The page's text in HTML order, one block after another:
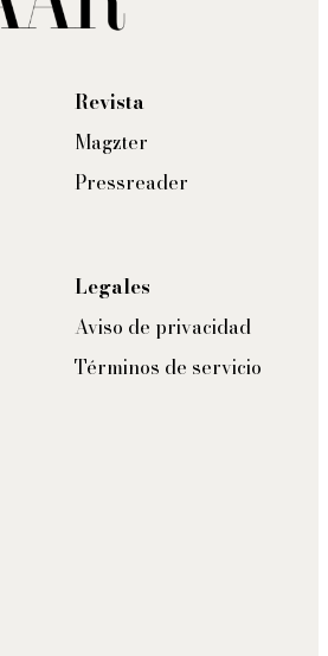
Revista
Magzter
Pressreader
Legales
Aviso de privacidad
Términos de servicio